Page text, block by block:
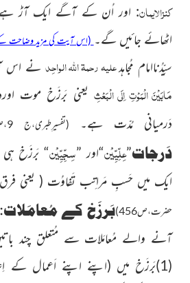
کنزالایمان: اور اُن کے آگے ایک آڑ
اٹھائے جائیں گے۔ (اس آیت کی مزید وضاحت
سیِّدُناامام مُجاہدعلیہ رحمۃ اللہ الواحِد نے اس
مَابَیْنَ الْمَوْتِ اِلَی الْبَعْثِ یعنی بَرزَخ موت
دَرمیانی مُدّت ہے۔
(تفسیرِطبری،ج 9،ص243)
دَرجات”عِلِّیِّیْن“اور ”سِجِّیِّیْن“بَرزَخ ہی
ایک میں حَسبِ مَراتِب تَفاوُت ( یعنی
حضرت،ص456) بَرزَخ کے مُعامَلات:
آنے والے مُعامَلات سے مُتعلق چند
(1)بَرزَخ میں
(اپنے اپنے اَعمال کے